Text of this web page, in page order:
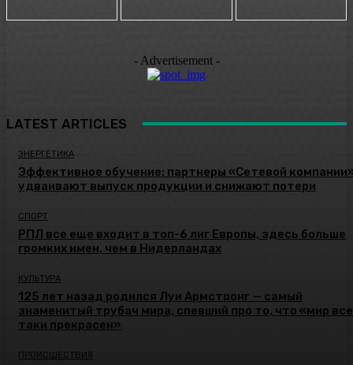
- Advertisement -
LATEST ARTICLES
ЭНЕРГЕТИКА
Эффективное обучение: партнеры «Сетевой
удваивают выпуск продукции и снижают потери
СПОРТ
РПЛ все еще входит в топ-6 лиг Европы, здесь больше
громких имен, чем в Нидерландах
КУЛЬТУРА
125 лет назад родился Луи Армстронг — самый
знаменитый трубач мира, спевший про то, что «мир
таки прекрасен»
ПРОИСШЕСТВИЯ